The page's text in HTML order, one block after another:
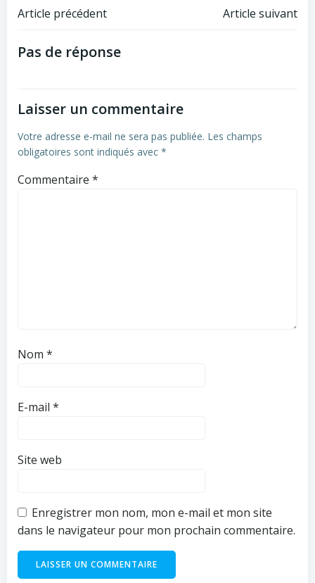
Navigation
de
Article précédent
Navigation
Article suivant
Pas de réponse
Laisser un commentaire
Votre adresse e-mail ne sera pas publiée. Les champs
obligatoires sont indiqués avec *
Commentaire *
Nom *
E-mail *
Site web
Enregistrer mon nom, mon e-mail et mon site
dans le navigateur pour mon prochain commentaire.